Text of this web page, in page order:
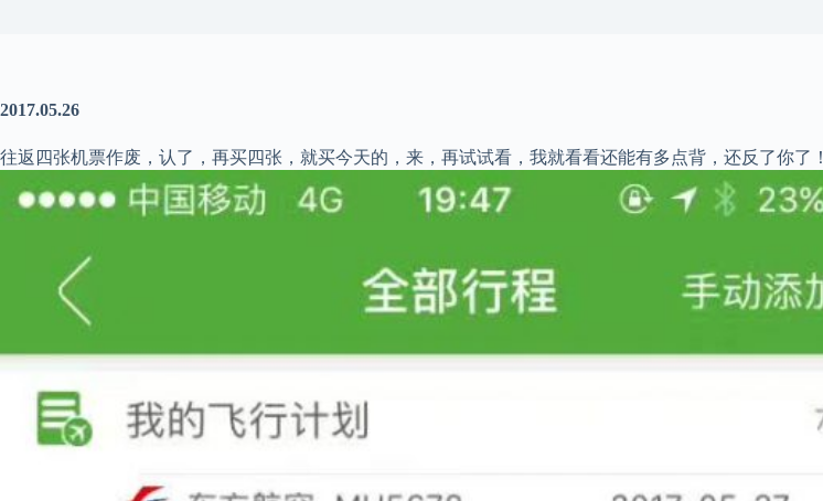
2017.05.26
往返四张机票作废，认了，再买四张，就买今天的，来，再试试看，我就看看还能有多点背，还反了你了！